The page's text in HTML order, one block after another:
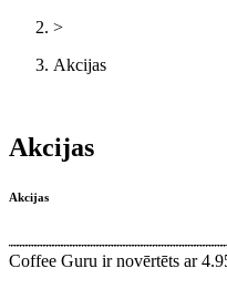
>
Akcijas
Akcijas
Akcijas
Coffee Guru ir novērtēts ar